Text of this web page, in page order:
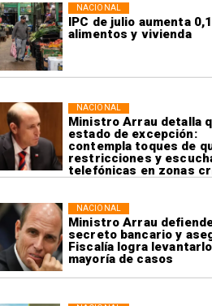
IPC de julio aumenta
alimentos y vivienda
NACIONAL
Ministro Arrau detalla
estado de excepción:
contempla toques de
restricciones y
telefónicas en zonas
NACIONAL
Ministro Arrau
secreto bancario y
Fiscalía logra
mayoría de casos
NACIONAL